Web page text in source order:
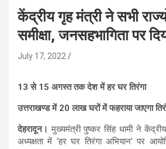
केंद्रीय गृह मंत्री ने सभी
समीक्षा, जनसहभागिता पर
July 17, 2022
13 से 15 अगस्त तक देश में हर घर तिरंगा
उत्तराखण्ड में 20 लाख घरों में फहराया जाएगा
देहरादून। मुख्यमंत्री पुष्कर सिंह धामी ने
अध्यक्षता में ‘हर घर तिरंगा अभियान’ पर